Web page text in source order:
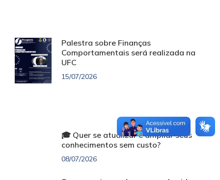
Palestra sobre Finanças
Comportamentais será realizada na
UFC
15/07/2026
🎓 Quer se atualizar e ampliar seus
conhecimentos sem custo?
08/07/2026